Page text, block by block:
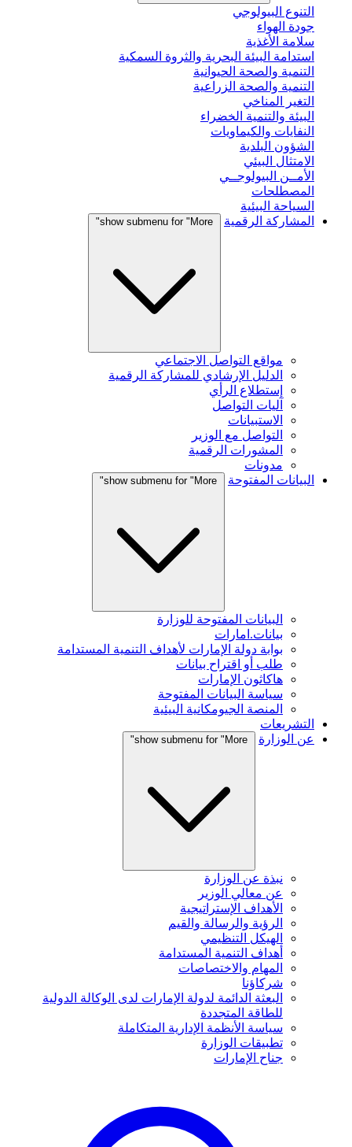
التنوع البيولوجي
جودة الهواء
سلامة الأغذية
استدامة البيئة البحرية والثروة السمكية
التنمية والصحة الحيوانية
التنمية والصحة الزراعية
التغير المناخي
البيئة والتنمية الخضراء
النفايات والكيماويات
الشؤون البلدية
الامتثال البيئي
الأمــن البيولوجــي
المصطلحات
السياحة البيئية
المشاركة الرقمية
show submenu for "More"
مواقع التواصل الاجتماعي
الدليل الإرشادي للمشاركة الرقمية
إستطلاع الرأي
آليات التواصل
الاستبيانات
التواصل مع الوزير
المشورات الرقمية
مدونات
البيانات المفتوحة
show submenu for "More"
البيانات المفتوحة للوزارة
بيانات.امارات
بوابة دولة الإمارات لأهداف التنمية المستدامة
طلب أو اقتراح بيانات
هاكاثون الإمارات
سياسة البيانات المفتوحة
المنصة الجيومكانية البيئية
التشريعات
عن الوزارة
show submenu for "More"
نبذة عن الوزارة
عن معالي الوزير
الأهداف الإستراتيجية
الرؤية والرسالة والقيم
الهيكل التنظيمي
أهداف التنمية المستدامة
المهام والاختصاصات
شركاؤنا
البعثة الدائمة لدولة الإمارات لدى الوكالة الدولية
للطاقة المتجددة
سياسة الأنظمة الإدارية المتكاملة
تطبيقات الوزارة
جناح الإمارات